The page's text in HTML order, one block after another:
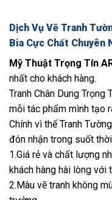
Dịch Vụ Vẽ Tranh
Bia Cực Chất Chuyên
Mỹ Thuật Trọng Tín
nhất cho khách hàng.
Tranh Chân Dung
mỗi tác phẩm mình tạo
Chính vì thế Tranh
đón nhận trong suốt
1.Giá rẻ và chất lượng
khách hàng hài lòng với
2.Màu vẽ tranh không